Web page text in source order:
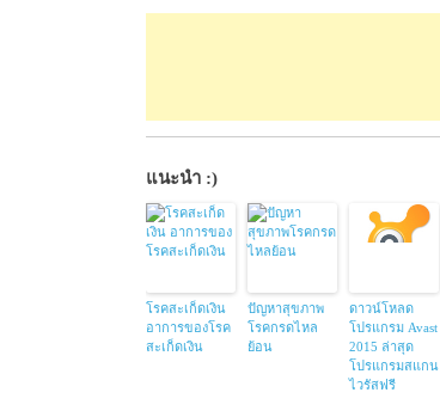
แนะนำ :)
โรคสะเก็ดเงิน
อาการของโรค
สะเก็ดเงิน
ปัญหาสุขภาพ
โรคกรดไหล
ย้อน
ดาวน์โหลด
โปรแกรม Avast
2015 ล่าสุด
โปรแกรมสแกน
ไวรัสฟรี